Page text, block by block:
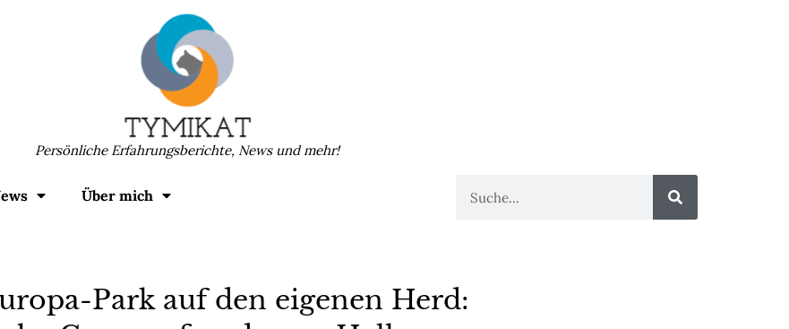
Persönliche Erfahrungsberichte, News und mehr!
Über mich
Park auf den eigenen Herd: